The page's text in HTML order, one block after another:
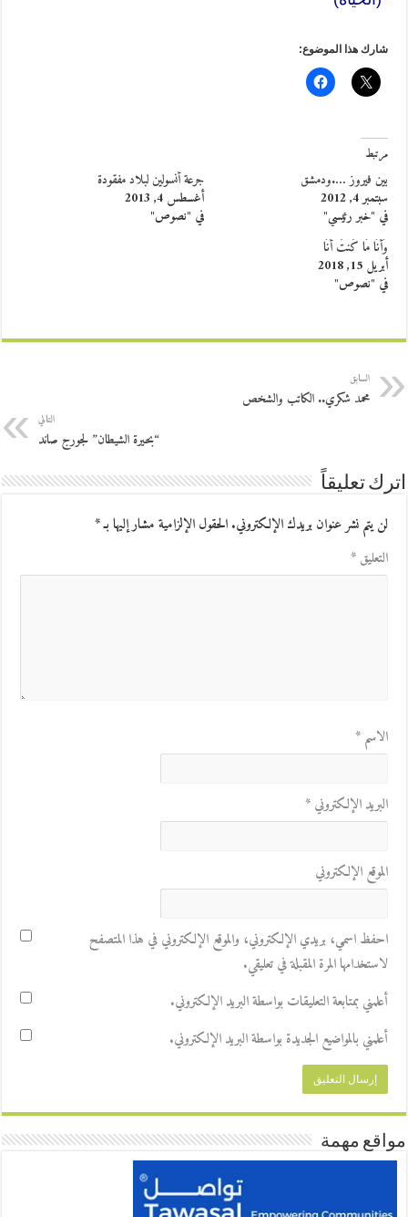
شارك هذا الموضوع:
مرتبط
بين فيروز ….ودمشق
سبتمبر 4, 2012
في "خبر رئيسي"
جرعة أنسولين لبلاد مفقودة
أغسطس 4, 2013
في "نصوص"
وَأنَا مَا كُنتُ أَنَا
أبريل 15, 2018
في "نصوص"
السابق
محمد شكري.. الكاتب والشخص
التالي
“بحيرة الشيطان” لجورج صاند
اترك تعليقاً
لن يتم نشر عنوان بريدك الإلكتروني.الحقول الإلزامية مشار إليها بـ*
التعليق*
الاسم*
البريد الإلكتروني*
الموقع الإلكتروني
احفظ اسمي، بريدي الإلكتروني، والموقع الإلكتروني في هذا المتصفح
لاستخدامها المرة المقبلة في تعليقي.
أعلمني بمتابعة التعليقات بواسطة البريد الإلكتروني.
أعلمني بالمواضيع الجديدة بواسطة البريد الإلكتروني.
مواقع مهمة